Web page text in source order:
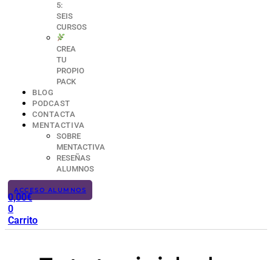
5:
SEIS
CURSOS
CREA
TU
PROPIO
PACK
BLOG
PODCAST
CONTACTA
MENTACTIVA
SOBRE
MENTACTIVA
RESEÑAS
ALUMNOS
ACCESO ALUMNOS
0,00€
0
Carrito